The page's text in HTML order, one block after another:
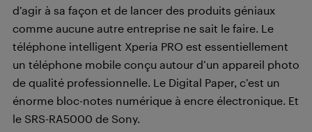
d’agir à sa façon et de lancer des produits géniaux
comme aucune autre entreprise ne sait le faire. Le
téléphone intelligent Xperia PRO est essentiellement
un téléphone mobile conçu autour d’un appareil photo
de qualité professionnelle. Le Digital Paper, c’est un
énorme bloc-notes numérique à encre électronique. Et
le SRS-RA5000 de Sony.